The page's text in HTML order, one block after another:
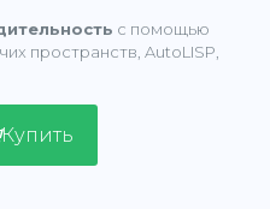
с помощью
пространств, AutoLISP,
Купить